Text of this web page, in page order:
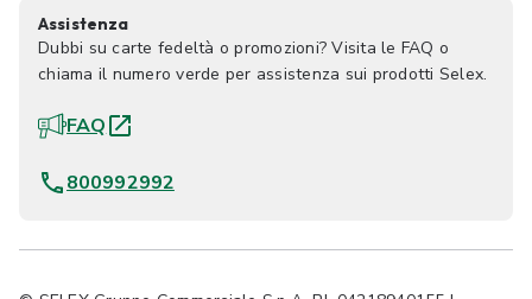
Assistenza
Dubbi su carte fedeltà o promozioni? Visita le FAQ o
chiama il numero verde per assistenza sui prodotti Selex.
FAQ
800992992